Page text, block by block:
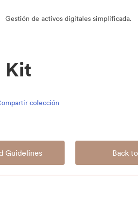
Gestión de activos digitales simplificada.
Kit
colección
Guidelines Back